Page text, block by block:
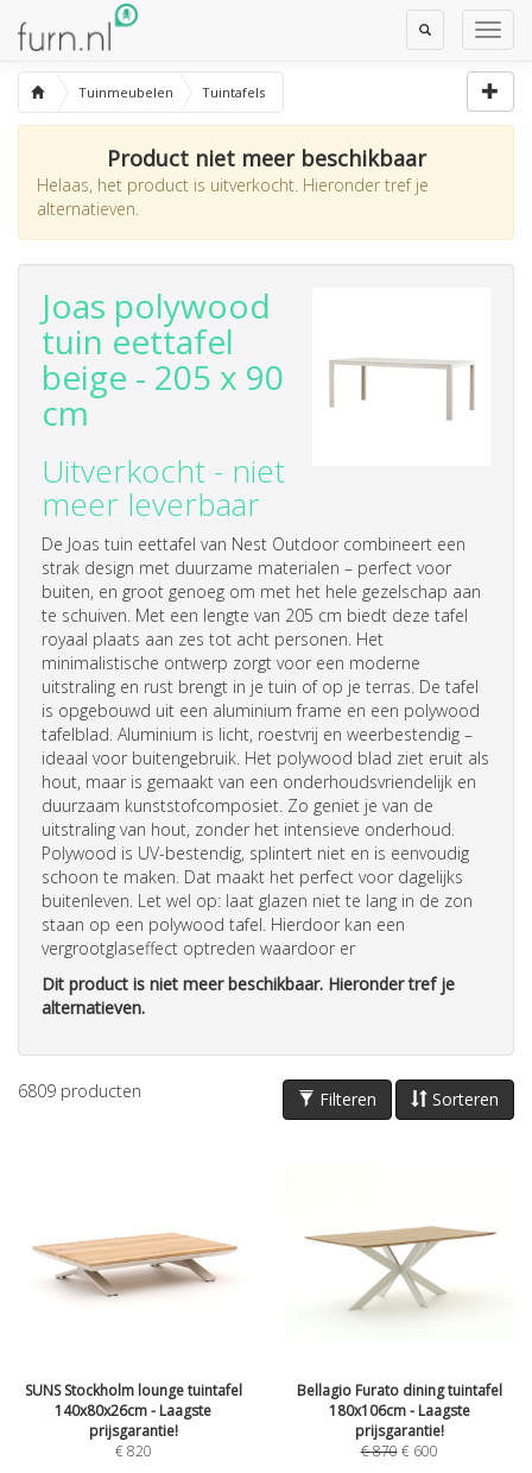
Toggle
Search
Tuinmeubelen Tuintafels
Product niet meer beschikbaar
Helaas, het product is uitverkocht. Hieronder tref je
alternatieven.
Joas polywood
tuin eettafel
beige - 205 x 90
cm
Uitverkocht - niet
meer leverbaar
De Joas tuin eettafel van Nest Outdoor combineert een
strak design met duurzame materialen – perfect voor
buiten, en groot genoeg om met het hele gezelschap aan
te schuiven. Met een lengte van 205 cm biedt deze tafel
royaal plaats aan zes tot acht personen. Het
minimalistische ontwerp zorgt voor een moderne
uitstraling en rust brengt in je tuin of op je terras. De tafel
is opgebouwd uit een aluminium frame en een polywood
tafelblad. Aluminium is licht, roestvrij en weerbestendig –
ideaal voor buitengebruik. Het polywood blad ziet eruit als
hout, maar is gemaakt van een onderhoudsvriendelijk en
duurzaam kunststofcomposiet. Zo geniet je van de
uitstraling van hout, zonder het intensieve onderhoud.
Polywood is UV-bestendig, splintert niet en is eenvoudig
schoon te maken. Dat maakt het perfect voor dagelijks
buitenleven. Let wel op: laat glazen niet te lang in de zon
staan op een polywood tafel. Hierdoor kan een
vergrootglaseffect optreden waardoor er
Dit product is niet meer beschikbaar. Hieronder tref je
alternatieven.
Sorteren
Filteren
6809 producten
SUNS Stockholm lounge tuintafel
140x80x26cm - Laagste
prijsgarantie!
€820
Bellagio Furato dining tuintafel
180x106cm - Laagste
prijsgarantie!
€870 € 600